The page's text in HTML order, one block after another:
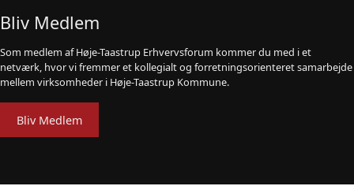
Bliv Medlem
Som medlem af Høje-Taastrup Erhvervsforum kommer du med i et
netværk, hvor vi fremmer et kollegialt og forretningsorienteret samarbejde
mellem virksomheder i Høje-Taastrup Kommune.
Bliv Medlem